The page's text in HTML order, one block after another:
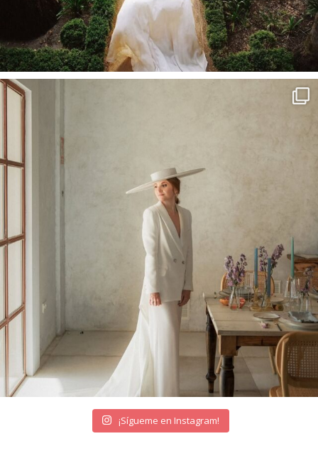
¡Sígueme en Instagram!